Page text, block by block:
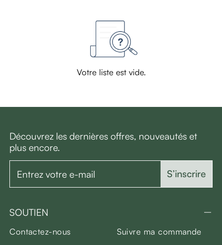
Votre liste est vide.
Découvrez les dernières offres, nouveautés et
plus encore.
S’inscrire
SOUTIEN
Contactez-nous
Suivre ma commande